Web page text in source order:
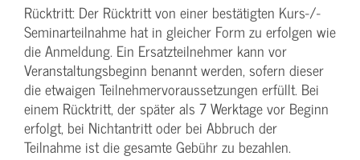
Rücktritt: Der Rücktritt von einer bestätigten Kurs-/­
Seminarteilnahme hat in gleicher Form zu erfolgen wie
die Anmeldung. Ein Ersatzteilnehmer kann vor
Veranstaltungs­beginn benannt werden, sofern dieser
die etwaigen Teilnehmer­voraussetzungen erfüllt. Bei
einem Rücktritt, der später als 7 Werktage vor Beginn
erfolgt, bei Nichtantritt oder bei Abbruch der
Teilnahme ist die gesamte Gebühr zu bezahlen.